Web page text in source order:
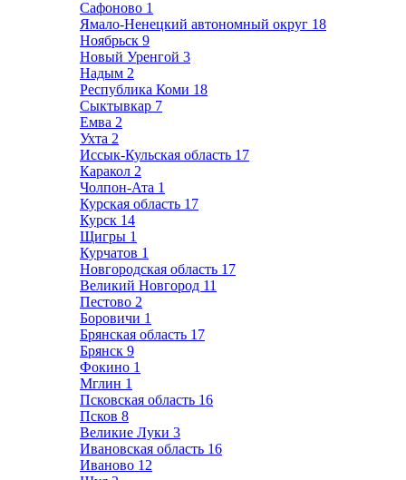
Сафоново 1
Ямало-Ненецкий автономный округ 18
Ноябрьск 9
Новый Уренгой 3
Надым 2
Республика Коми 18
Сыктывкар 7
Емва 2
Ухта 2
Иссык-Кульская область 17
Каракол 2
Чолпон-Ата 1
Курская область 17
Курск 14
Щигры 1
Курчатов 1
Новгородская область 17
Великий Новгород 11
Пестово 2
Боровичи 1
Брянская область 17
Брянск 9
Фокино 1
Мглин 1
Псковская область 16
Псков 8
Великие Луки 3
Ивановская область 16
Иваново 12